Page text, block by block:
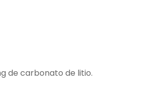
de carbonato de litio.